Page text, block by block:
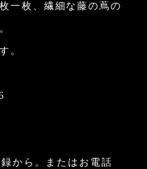
一枚、繊細な藤の蔦の
。
から。またはお電話